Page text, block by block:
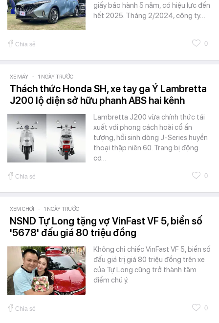
giấy bảo hành 5 năm, có hiệu lực đến
hết 2025. Tháng 2/2024, công ty…
Chia sẻ 0
XE MÁY - 1 NGÀY TRƯỚC
Thách thức Honda SH, xe tay ga Ý Lambretta
J200 lộ diện sở hữu phanh ABS hai kênh
Lambretta J200 vừa chính thức tái
xuất với phong cách hoài cổ ấn
tượng, hồi sinh dòng J-Series huyền
thoại thập niên 60. Trang bị động
cơ…
Chia sẻ 0
XEM CHƠI - 1 NGÀY TRƯỚC
NSND Tự Long tặng vợ VinFast VF 5, biển số
'5678' đấu giá 80 triệu đồng
Không chỉ chiếc VinFast VF 5, biển số
đấu giá trị giá 80 triệu đồng trên xe
của Tự Long cũng trở thành tâm
điểm chú ý.
Chia sẻ 0